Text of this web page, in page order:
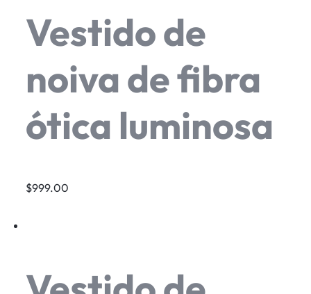
Vestido de
noiva de fibra
ótica luminosa
$999.00